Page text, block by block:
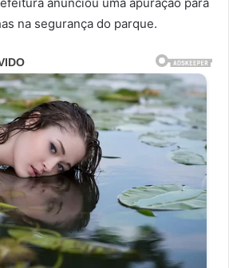
na segurança do parque.